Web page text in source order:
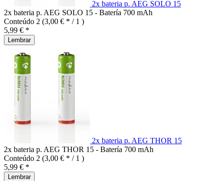
2x bateria p. AEG SOLO 15
2x bateria p. AEG SOLO 15 - Batería 700 mAh
Conteúdo 2 (3,00 € * / 1 )
5,99 € *
Lembrar
2x bateria p. AEG THOR 15
2x bateria p. AEG THOR 15 - Batería 700 mAh
Conteúdo 2 (3,00 € * / 1 )
5,99 € *
Lembrar